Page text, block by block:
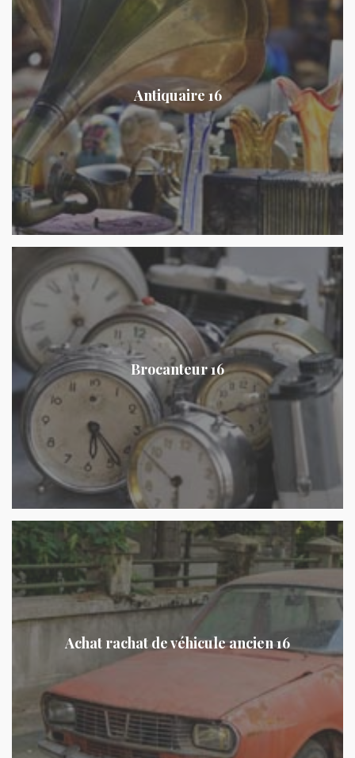
Antiquaire 16
Brocanteur 16
Achat rachat de véhicule ancien 16